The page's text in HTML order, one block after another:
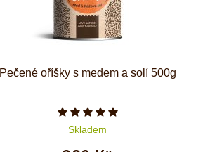
Pečené oříšky s medem a solí 500g
Počet hvězdiček je 5 z 5
Skladem